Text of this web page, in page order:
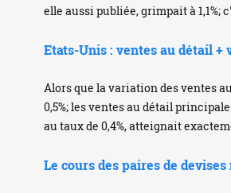
elle aussi publiée, grimpait à
Etats-Unis : ventes au détail
Alors que la variation des ventes
0,5%; les ventes au détail
au taux de 0,4%, atteignait
Le cours des paires de